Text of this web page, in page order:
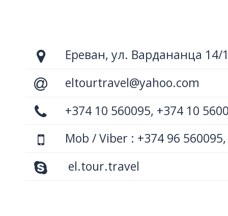
Ереван, ул. Вардананца 14/
eltourtravel@yahoo.com
+374 10 560095, +374 10
Mob / Viber : +374 96
el.tour.travel